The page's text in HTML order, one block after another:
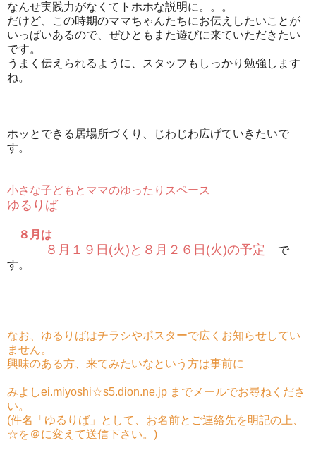
なんせ実践力がなくてトホホな説明に。。。
だけど、この時期のママちゃんたちにお伝えしたいことが
いっぱいあるので、ぜひともまた遊びに来ていただきたい
です。
うまく伝えられるように、スタッフもしっかり勉強します
ね。
ホッとできる居場所づくり、じわじわ広げていきたいで
す。
小さな子どもとママのゆったりスペース
ゆるりば
８月は
８月１９日(火)と８月２６日(火)の予定
で
す。
なお、ゆるりばはチラシやポスターで広くお知らせしてい
ません。
興味のある方、来てみたいなという方は事前に
みよしei.miyoshi☆s5.dion.ne.jp までメールでお尋ねくださ
い。
(件名「ゆるりば」として、お名前とご連絡先を明記の上、
☆を＠に変えて送信下さい。)